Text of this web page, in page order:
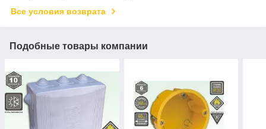
Все условия возврата
Подобные товары компании